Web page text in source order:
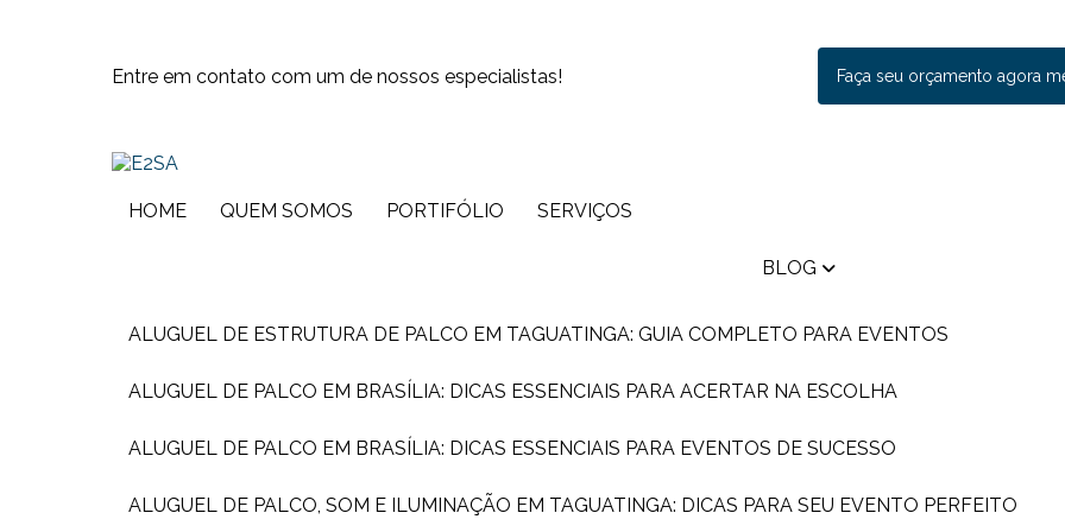
Entre em contato com um de nossos especialistas! Faça seu orçamento agora
HOME QUEM SOMOS PORTIFÓLIO SERVIÇOS
BLOG
ALUGUEL DE ESTRUTURA DE PALCO EM TAGUATINGA: GUIA COMPLETO PARA EVENTOS
ALUGUEL DE PALCO EM BRASÍLIA: DICAS ESSENCIAIS PARA ACERTAR NA ESCOLHA
ALUGUEL DE PALCO EM BRASÍLIA: DICAS ESSENCIAIS PARA EVENTOS DE SUCESSO
ALUGUEL DE PALCO, SOM E ILUMINAÇÃO EM TAGUATINGA: DICAS PARA SEU EVENTO PERFEITO